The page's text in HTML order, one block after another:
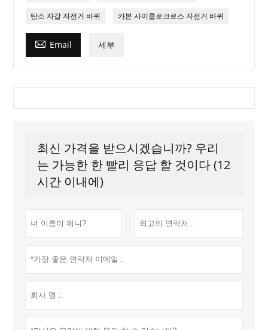
탄소 자갈 자전거 바퀴 카본 사이클로크로스 자전거 바퀴
 Email 세부
최신 가격을 받으시겠습니까? 우리
는 가능한 한 빨리 응답 할 것이다 (12
시간 이내에)